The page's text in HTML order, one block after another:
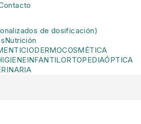
de dosificación)
Nutrición
DERMOCOSMÉTICA
INFANTILORTOPEDIAÓPTICA